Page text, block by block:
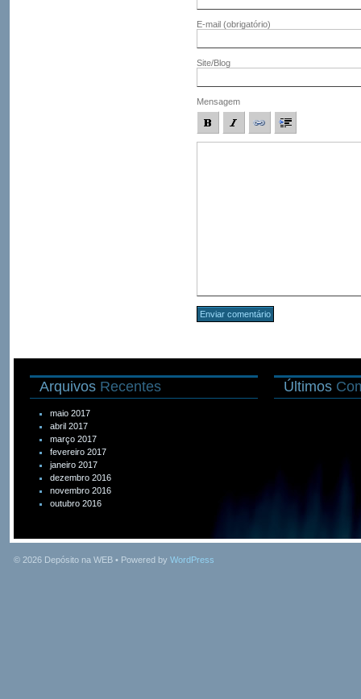
E-mail (obrigatório)
Site/Blog
Mensagem
Arquivos Recentes
maio 2017
abril 2017
março 2017
fevereiro 2017
janeiro 2017
dezembro 2016
novembro 2016
outubro 2016
Últimos
© 2026 Depósito na WEB • Powered by WordPress